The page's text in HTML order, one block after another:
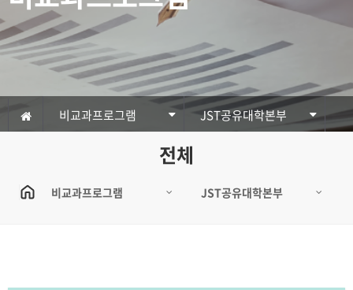
비교과프로그램 JST공유대학본부
전체
비교과프로그램 JST공유대학본부